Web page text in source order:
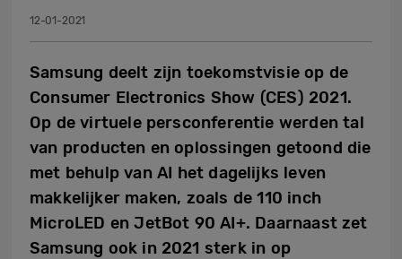
12-01-2021
Samsung deelt zijn toekomstvisie op de
Consumer Electronics Show (CES) 2021.
Op de virtuele persconferentie werden tal
van producten en oplossingen getoond die
met behulp van AI het dagelijks leven
makkelijker maken, zoals de 110 inch
MicroLED en JetBot 90 AI+. Daarnaast zet
Samsung ook in 2021 sterk in op